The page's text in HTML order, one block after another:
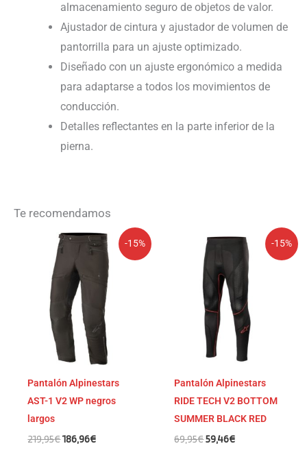
almacenamiento seguro de objetos de valor.
Ajustador de cintura y ajustador de volumen de
pantorrilla para un ajuste optimizado.
Diseñado con un ajuste ergonómico a medida
para adaptarse a todos los movimientos de
conducción.
Detalles reflectantes en la parte inferior de la
pierna.
Te recomendamos
-15%
Pantalón Alpinestars
AST-1 V2 WP negros
largos
219,95€
El
precio
original
era:
219,95€.
186,96€
El
precio
actual
es:
186,96€.
-15%
Pantalón Alpinestars
RIDE TECH V2 BOTTOM
SUMMER BLACK RED
69,95€
El
precio
original
era:
69,95€.
59,46€
El
precio
actual
59,46€.